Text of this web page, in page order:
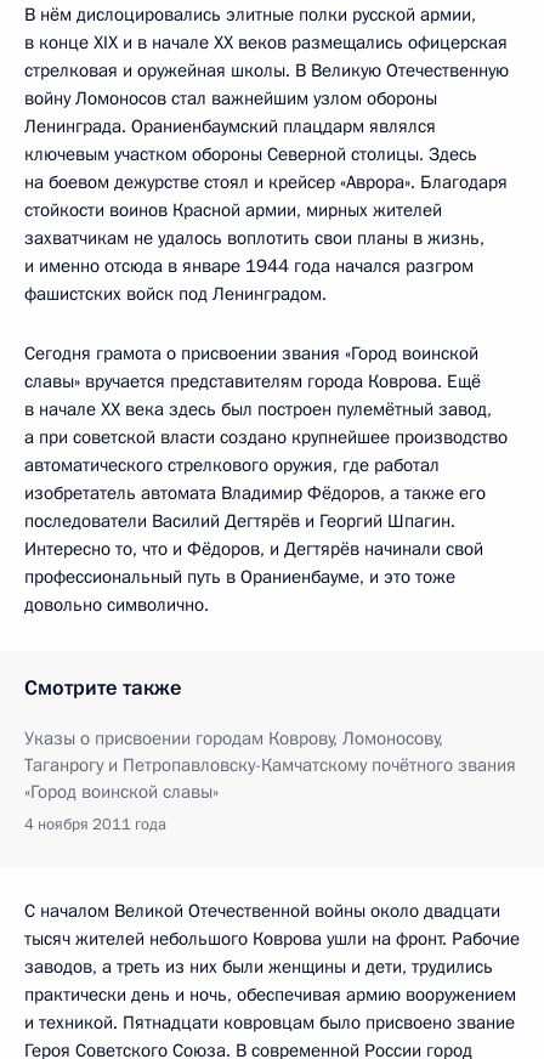
В нём дислоцировались элитные полки русской армии,
в конце XIX и в начале XX веков размещались офицерская
стрелковая и оружейная школы. В Великую Отечественную
войну Ломоносов стал важнейшим узлом обороны
Ленинграда. Ораниенбаумский плацдарм являлся
ключевым участком обороны Северной столицы. Здесь
на боевом дежурстве стоял и крейсер «Аврора». Благодаря
стойкости воинов Красной армии, мирных жителей
захватчикам не удалось воплотить свои планы в жизнь,
и именно отсюда в январе 1944 года начался разгром
фашистских войск под Ленинградом.
Сегодня грамота о присвоении звания «Город воинской
славы» вручается представителям города Коврова. Ещё
в начале XX века здесь был построен пулемётный завод,
а при советской власти создано крупнейшее производство
автоматического стрелкового оружия, где работал
изобретатель автомата Владимир Фёдоров, а также его
последователи Василий Дегтярёв и Георгий Шпагин.
Интересно то, что и Фёдоров, и Дегтярёв начинали свой
профессиональный путь в Ораниенбауме, и это тоже
довольно символично.
Смотрите также
Указы о присвоении городам Коврову, Ломоносову,
Таганрогу и Петропавловску-Камчатскому почётного звания
«Город воинской славы»
4 ноября 2011 года
С началом Великой Отечественной войны около двадцати
тысяч жителей небольшого Коврова ушли на фронт. Рабочие
заводов, а треть из них были женщины и дети, трудились
практически день и ночь, обеспечивая армию вооружением
и техникой. Пятнадцати ковровцам было присвоено звание
Героя Советского Союза. В современной России город